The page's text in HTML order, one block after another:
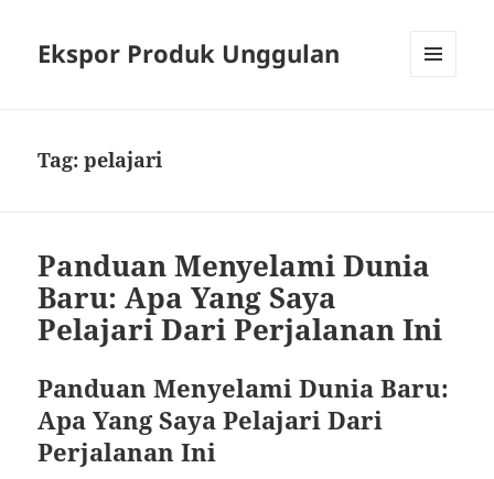
Ekspor Produk Unggulan
Tag:pelajari
Panduan Menyelami Dunia
Baru: Apa Yang Saya
Pelajari Dari Perjalanan Ini
Panduan Menyelami Dunia Baru:
Apa Yang Saya Pelajari Dari
Perjalanan Ini